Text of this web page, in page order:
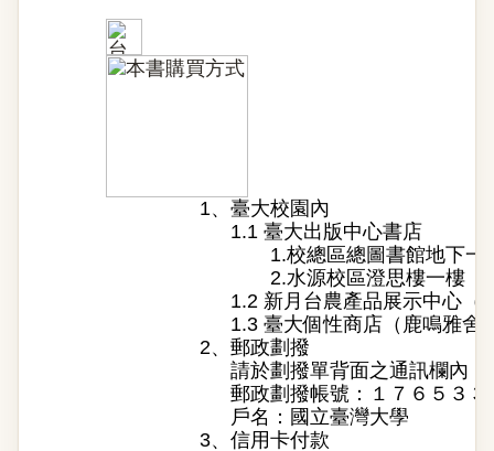
1、 臺大校園內
1.1 臺大出版中心書店
1.校總區總圖書館地下一
2.水源校區澄思樓一樓
1.2 新月台農產品展示中心
1.3 臺大個性商店（鹿鳴雅舍
2、 郵政劃撥
請於劃撥單背面之通訊欄內
郵政劃撥帳號：１７６５３３
戶名：國立臺灣大學
3、 信用卡付款